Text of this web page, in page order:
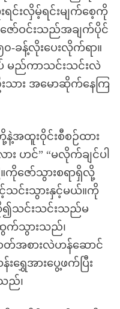
းလှိမ့်ရင်းမျက်စေ့ကို
ာ်ဝင်းသည်အချက်ပိုင်
၀-ခန့်လိုးပေးလိုက်ရာ။
မည်ကာသင်းသင်းလဲ
းသား အမောဆိုက်နေကြ
အထူးဝိုင်းစီစဉ်ထား
ဟင်” “မလိုက်ချင်ပါ
ကိုဇော်သွားစရာရှိလို့
သင်းသွားနှင့်မယ်။ကို
ဆို၍သင်းသင်းသည်မ
က်သွားသည်၊
တ်အစားလဲဟန်ဆောင်
းရွှေအားပွေ့ဖက်ပြီး
ည်၊